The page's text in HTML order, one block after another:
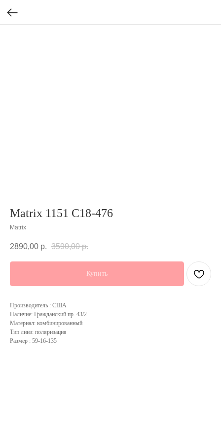
Matrix 1151 C18-476
Matrix
2890,00 р. 3590,00 р.
Купить
Производитель : США
Наличие: Гражданский пр. 43/2
Материал: комбинированный
Тип линз: поляризация
Размер : 59-16-135